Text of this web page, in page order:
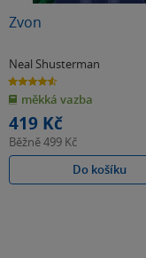
Zvon
Neal Shusterman
4.6
z
5
hvězdiček
měkká vazba
419 Kč
Běžně499 Kč
Do košíku